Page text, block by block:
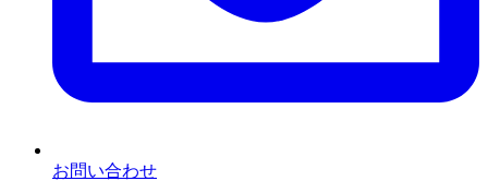
お問い合わせ